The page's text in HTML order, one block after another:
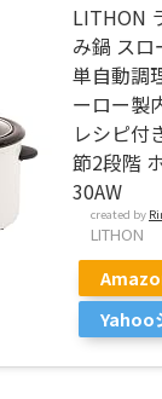
LITHON
み鍋 ス
単自動調
ーロー製
レシピ付
節2段階
30AW
created by
LITHON
Yahoo